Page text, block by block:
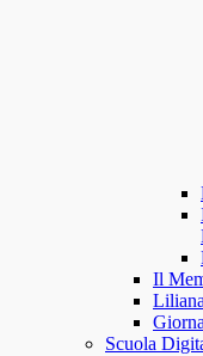
Il
Scuola